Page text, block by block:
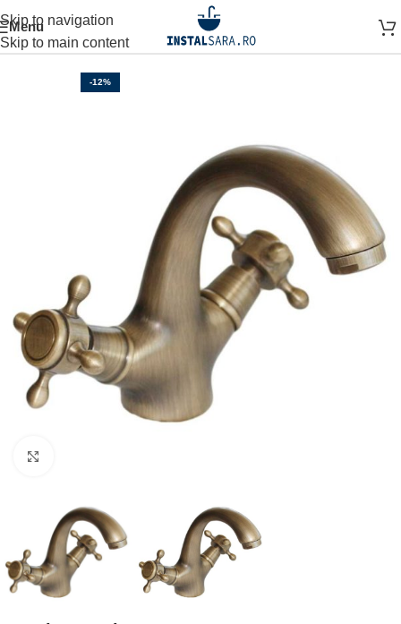
Skip to navigation
Skip to main content
Menu
Prima pagină
-12%